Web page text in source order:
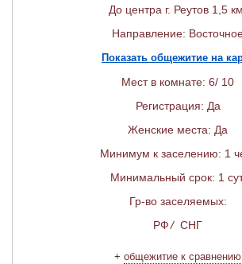
До центра г. Реутов 1,5 км.
Направление:
Показать общежитие на
Мест в комнате: 6/ 10
Регистрация: Да
Женские места: Да
Минимум к заселению: 1
Минимальный срок: 1
Гр-во заселяемых:
РФ/ СНГ
+ общежитие к сравнению